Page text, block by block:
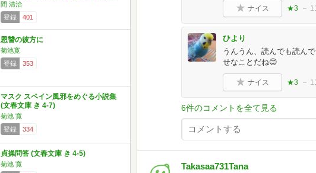
間 清治
登録
401
恩讐の彼方に
菊池寛
登録
353
マスク スペイン風邪をめぐる小説集
(文春文庫 き 4-7)
菊池 寛
登録
334
貞操問答 (文春文庫 き 4-5)
菊池 寛
ナイス ★3
ひより
うんうん、読んでも読ん
せなことだね😊
ナイス ★3
6件のコメントを全て見る
Takasaa731Tana